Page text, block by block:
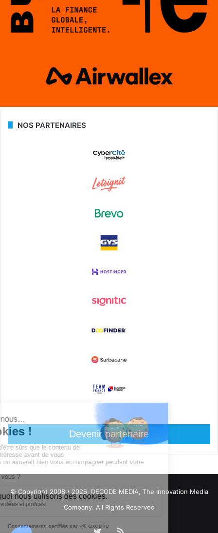
NOS PARTENAIRES
Devenir partenaire
© Copyright 2008 / 2026, DECODE MEDIA, The Innovation Media
Company. All Rights Reserved
Twitter